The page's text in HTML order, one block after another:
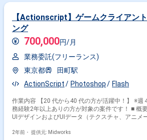
【Actionscript】ゲームクライアン
ング
700,000円/月
業務委託(フリーランス)
東京都
田町駅
ActionScript
Photoshop Flash
作業内容 【20 代から40 代の方が活躍中！】 ※週
務経験2年以上ありの方が対象の案件です！ ■ 概要 ゲームクライアントの
UIデザインおよびUIデータ（テクスチャ、アニメ
デザインの制作 ・UIデータの作成（テクスチャ、
2年前・ 提供元: Midworks